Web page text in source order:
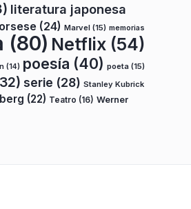
literatura japonesa
(24) Marvel (15) memorias
(80) Netflix (54)
(14) poesía (40) poeta (15)
serie (28) Stanley Kubrick
(22) Teatro (16) Werner